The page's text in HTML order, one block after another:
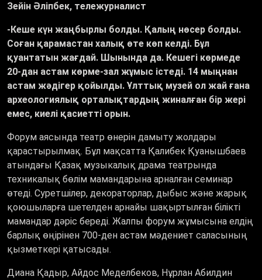
Зейін Әліпбек, тележурналист
-Кеше күн жаңбырлы болды. Қалың нөсер болды.
Соған қарамастан халық өте көп келді. Бұл
қуантатын жағдай. Шынында да. Кешегі көрмеде
20-дан астам көрме-зал жұмыс істеді. 14 мыңнан
астам жәдігер қойылды. Ұлттық музей ол жай ғана
археологиялық орталықтардың жиналған бір жері
емес, киелі қасиетті орын.
Форум аясында театр өнерін дамыту жолдары
қарастырылмақ. Бұл мақсатта Қалибек Қуанышбаев
атындағы Қазақ музыкалық драма театрында
техникалық бөлім мамандарына арналған семинар
өтеді. Суретшілер, декораторлар, дыбыс және жарық
қоюшыларға шетелден арнайы шақыртылған білікті
мамандар дәріс береді. Жалпы форум жұмысына елдің
барлық өңірінен 700-ден астам мәдениет саласының
қызметкері қатысады.
Диана Қадыр, Айдос Меделбеков, Нұрлан Абилдин